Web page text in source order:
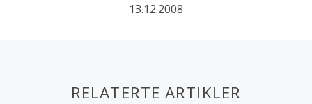
13.12.2008
RELATERTE ARTIKLER